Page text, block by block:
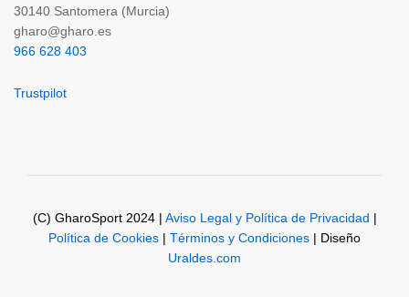
30140 Santomera (Murcia)
gharo@gharo.es
966 628 403
Trustpilot
(C) GharoSport 2024 | Aviso Legal y Política de Privacidad |
Política de Cookies | Términos y Condiciones | Diseño
Uraldes.com